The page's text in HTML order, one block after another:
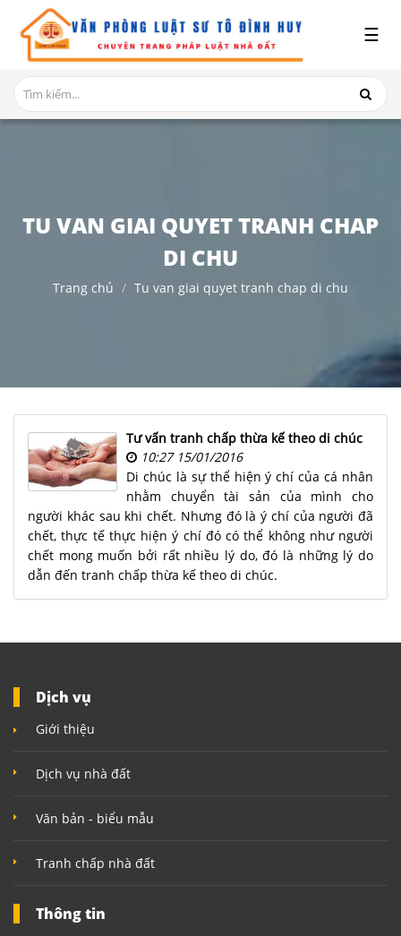
GIỚI
THIỆU
DỊCH
NHÀ
TỤC
VĂN
BẢN
BIỂU
MẪU
LIÊN
☰
TU VAN GIAI QUYET TRANH CHAP
DI CHU
Trang chủ Tu van giai quyet tranh chap di chu
Tư vấn tranh chấp thừa kế theo di chúc
10:27 15/01/2016
Di chúc là sự thể hiện ý chí của cá nhân
nhằm chuyển tài sản của mình cho
người khác sau khi chết. Nhưng đó là ý chí của người đã
chết, thực tế thực hiện ý chí đó có thể không như người
chết mong muốn bởi rất nhiều lý do, đó là những lý do
dẫn đến tranh chấp thừa kế theo di chúc.
Dịch vụ
Giới thiệu
Dịch vụ nhà đất
Văn bản - biểu mẫu
Tranh chấp nhà đất
Thông tin